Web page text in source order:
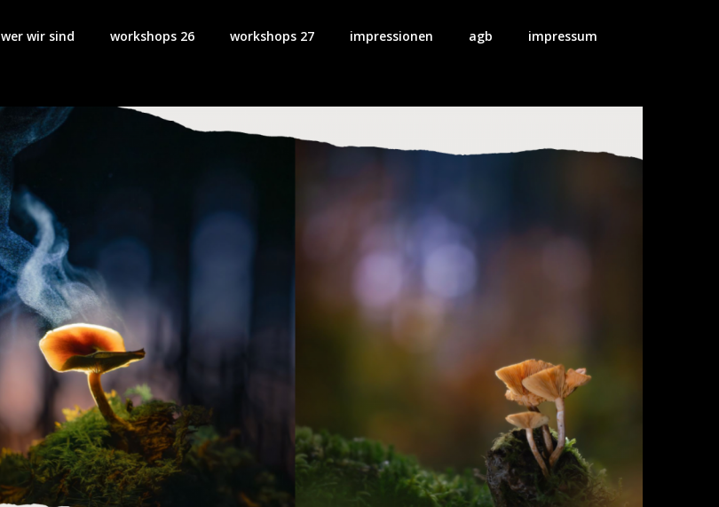
wer wir sind workshops 26 workshops 27 impressionen agb impressum